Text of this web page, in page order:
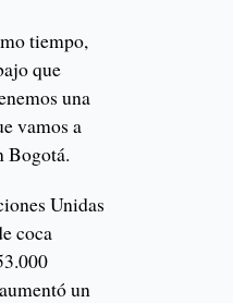
tiempo,
que
una
vamos a
Bogotá.
Unidas
coca
un